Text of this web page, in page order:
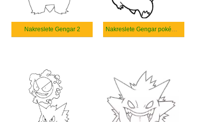
Nakreslete Gengar 2 Nakreslete Gengar pokémon